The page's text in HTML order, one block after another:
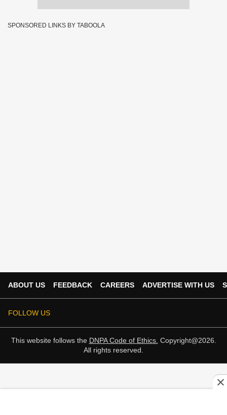
SPONSORED LINKS BY TABOOLA
ABOUT US FEEDBACK CAREERS ADVERTISE WITH US
FOLLOW US
This website follows the DNPA Code of Ethics. Copyright@2026.
All rights reserved.